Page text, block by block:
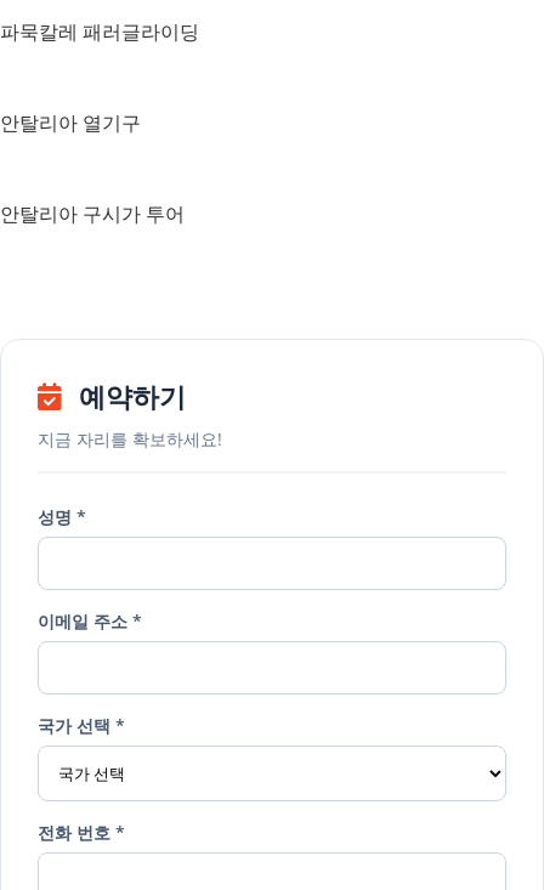
파묵칼레 패러글라이딩
안탈리아 열기구
안탈리아 구시가 투어
예약하기
지금 자리를 확보하세요!
성명 *
이메일 주소 *
국가 선택 *
전화 번호 *